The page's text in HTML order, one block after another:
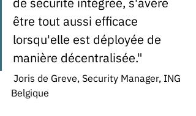
être tout aussi efficace
lorsqu'elle est déployée de
manière décentralisée."
Belgique